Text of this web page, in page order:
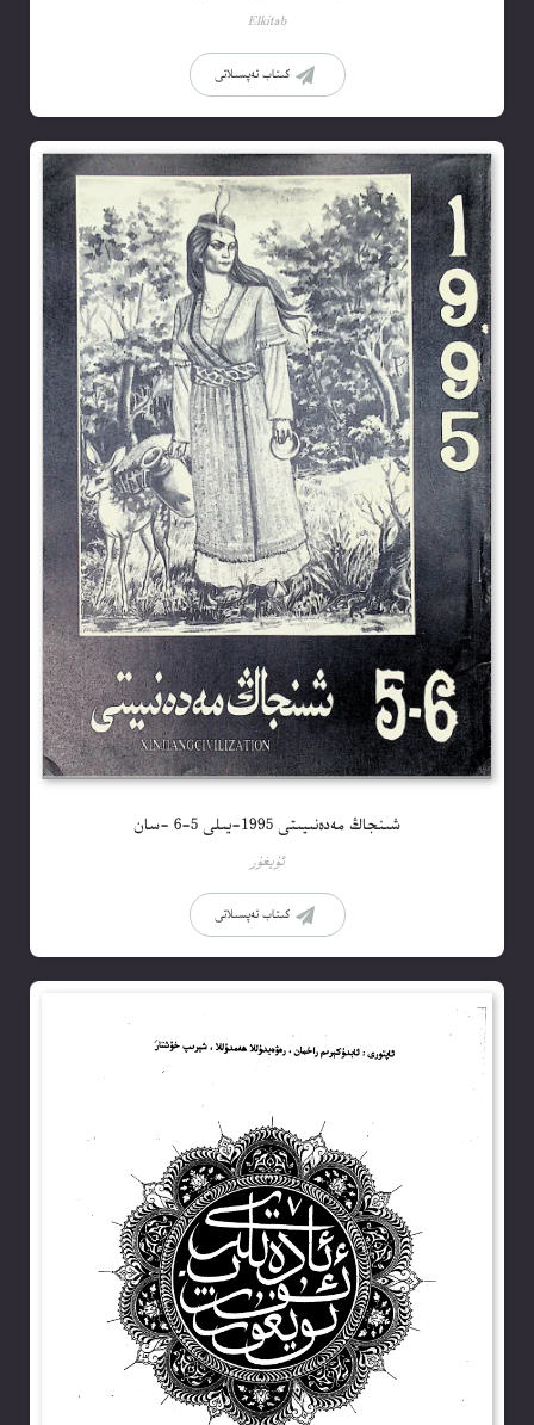
Elkitab
كىتاب تەپسىلاتى
شىنجاڭ مەدەنىيىتى 1995-يىلى 5-6 -سان
ئۇيغۇر
كىتاب تەپسىلاتى